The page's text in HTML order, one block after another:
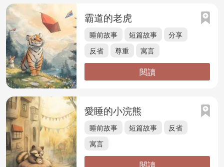
霸道的老虎
睡前故事 短篇故事
分享
反省
尊重 寓言
閱讀
愛睡的小浣熊
睡前故事 短篇故事
反省
寓言
閱讀